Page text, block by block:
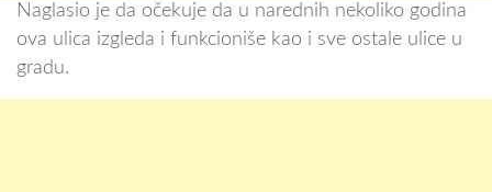
Naglasio je da očekuje da u narednih nekoliko godina
ova ulica izgleda i funkcioniše kao i sve ostale ulice u
gradu.